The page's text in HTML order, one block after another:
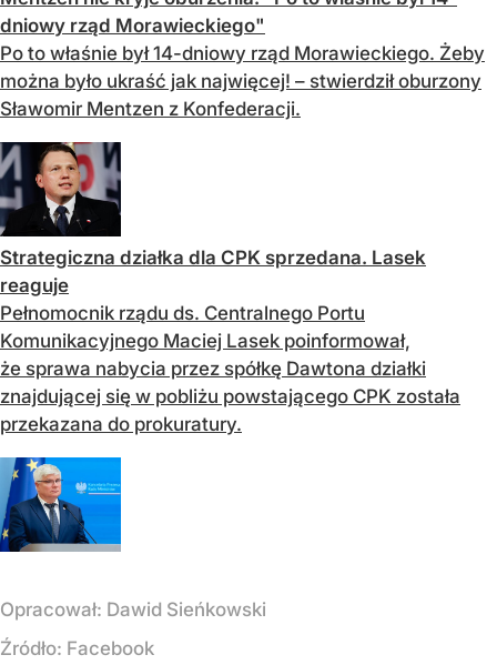
dniowy rząd Morawieckiego"
Po to właśnie był 14-dniowy rząd Morawieckiego. Żeby
można było ukraść jak najwięcej! – stwierdził oburzony
Sławomir Mentzen z Konfederacji.
Strategiczna działka dla CPK sprzedana. Lasek
reaguje
Pełnomocnik rządu ds. Centralnego Portu
Komunikacyjnego Maciej Lasek poinformował,
że sprawa nabycia przez spółkę Dawtona działki
znajdującej się w pobliżu powstającego CPK została
przekazana do prokuratury.
Opracował: Dawid Sieńkowski
Źródło: Facebook